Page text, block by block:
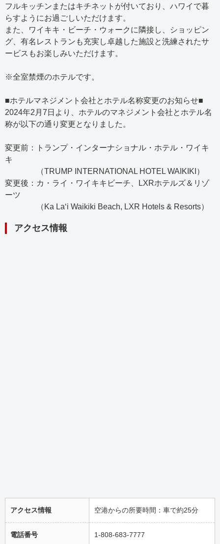
フルキッチンまたはキチネットが付いており、ハワイで暮
らすようにお過ごしいただけます。
また、ワイキキ・ビーチ・ウォークに隣接し、ショッピン
グ、有名レストランも充実し卓越した施設と洗練されたサ
ービスもお楽しみいただけます。
※全室禁煙のホテルです。
■ホテルマネジメント会社とホテル名称変更のお知らせ■
2024年2月7日より、ホテルのマネジメント会社とホテル名
称が以下の通り変更となりました。
変更前：トランプ・インターナショナル・ホテル・ワイキ
キ
（TRUMP INTERNATIONAL HOTEL WAIKIKI）
変更後：カ・ライ・ワイキキビーチ、LXRホテルズ＆リゾ
ーツ
（Ka Laʻi Waikiki Beach, LXR Hotels & Resorts）
アクセス情報
アクセス情報 空港からの所要時間：車で約25分
電話番号 1-808-683-7777